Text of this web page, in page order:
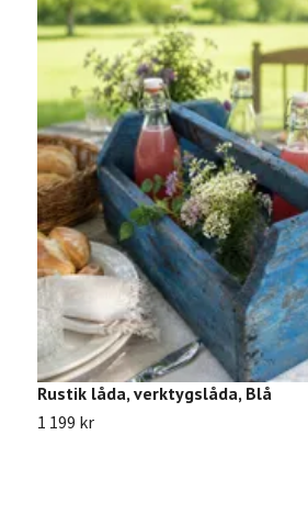
Rustik låda, verktygslåda, Blå
1 199 kr